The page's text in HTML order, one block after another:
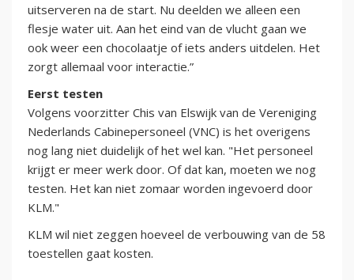
uitserveren na de start. Nu deelden we alleen een
flesje water uit. Aan het eind van de vlucht gaan we
ook weer een chocolaatje of iets anders uitdelen. Het
zorgt allemaal voor interactie.”
Eerst testen
Volgens voorzitter Chis van Elswijk van de Vereniging
Nederlands Cabinepersoneel (VNC) is het overigens
nog lang niet duidelijk of het wel kan. "Het personeel
krijgt er meer werk door. Of dat kan, moeten we nog
testen. Het kan niet zomaar worden ingevoerd door
KLM."
KLM wil niet zeggen hoeveel de verbouwing van de 58
toestellen gaat kosten.